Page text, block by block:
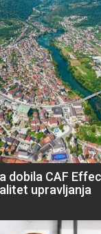
dobila CAF
upravljanja